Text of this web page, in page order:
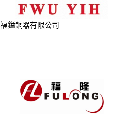
福鎰銅器有限公司